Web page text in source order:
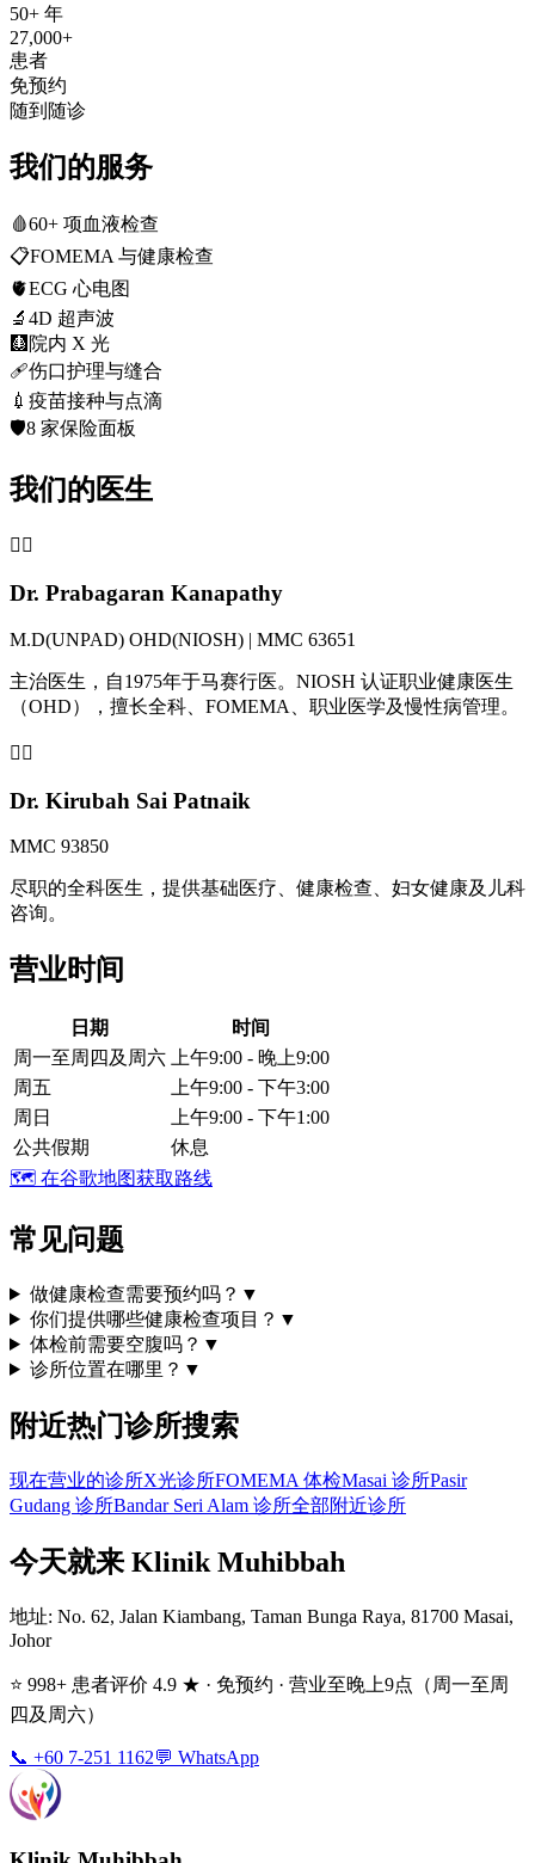
50+ 年
27,000+
患者
免预约
随到随诊
我们的服务
🩸60+ 项血液检查
📋FOMEMA 与健康检查
🫀ECG 心电图
🔬 4D 超声波
🩻 院内 X 光
🩹伤口护理与缝合
💉 疫苗接种与点滴
🛡️8 家保险面板
我们的医生
👨‍⚕️
Dr. Prabagaran Kanapathy
M.D(UNPAD) OHD(NIOSH) | MMC 63651
主治医生，自1975年于马赛行医。NIOSH 认证职业健康医生
（OHD），擅长全科、FOMEMA、职业医学及慢性病管理。
👩‍⚕️
Dr. Kirubah Sai Patnaik
MMC 93850
尽职的全科医生，提供基础医疗、健康检查、妇女健康及儿科
咨询。
营业时间
日期
时间
周一至周四及周六
上午9:00 - 晚上9:00
周五
上午9:00 - 下午3:00
周日
上午9:00 - 下午1:00
公共假期
休息
🗺️ 在谷歌地图获取路线
常见问题
做健康检查需要预约吗？ ▼
你们提供哪些健康检查项目？ ▼
体检前需要空腹吗？ ▼
诊所位置在哪里？ ▼
附近热门诊所搜索
现在营业的诊所X光诊所FOMEMA 体检Masai 诊所Pasir
Gudang 诊所Bandar Seri Alam 诊所全部附近诊所
今天就来 Klinik Muhibbah
地址: No. 62, Jalan Kiambang, Taman Bunga Raya, 81700 Masai,
Johor
⭐ 998+ 患者评价 4.9 ★ · 免预约 · 营业至晚上9点（周一至周
四及周六）
📞 +60 7-251 1162💬 WhatsApp